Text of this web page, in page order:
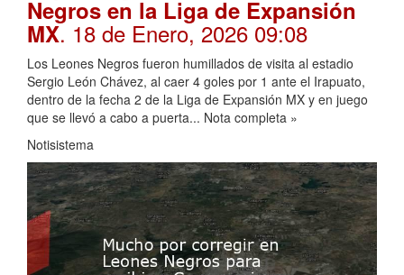
Negros en la Liga de Expansión
MX. 18 de Enero, 2026 09:08
Los Leones Negros fueron humillados de visita al estadio
Sergio León Chávez, al caer 4 goles por 1 ante el Irapuato,
dentro de la fecha 2 de la Liga de Expansión MX y en juego
que se llevó a cabo a puerta... Nota completa »
Notisistema